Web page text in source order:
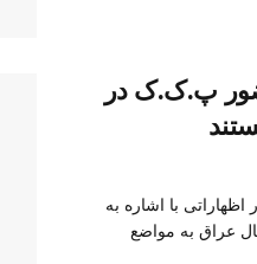
پ.ک.ک در
با اشاره به
عراق به مواضع